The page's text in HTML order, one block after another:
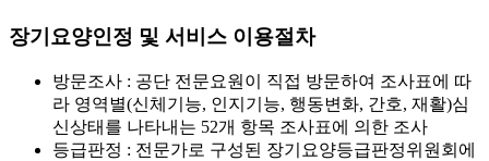
장기요양인정 및 서비스 이용절차
방문조사 : 공단 전문요원이 직접 방문하여 조사표에 따
라 영역별(신체기능, 인지기능, 행동변화, 간호, 재활)심
신상태를 나타내는 52개 항목 조사표에 의한 조사
등급판정 : 전문가로 구성된 장기요양등급판정위원회에